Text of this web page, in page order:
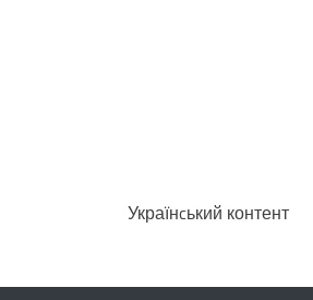
Українcький контент